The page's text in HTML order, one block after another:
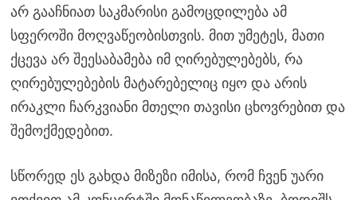
არ გააჩნიათ საკმარისი გამოცდილება ამ
სფეროში მოღვაწეობისთვის. მით უმეტეს, მათი
ქცევა არ შეესაბამება იმ ღირებულებებს, რა
ღირებულებების მატარებელიც იყო და არის
ირაკლი ჩარკვიანი მთელი თავისი ცხოვრებით და
შემოქმედებით.
სწორედ ეს გახდა მიზეზი იმისა, რომ ჩვენ უარი